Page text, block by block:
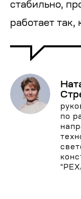
стабильно,
работает так,
по